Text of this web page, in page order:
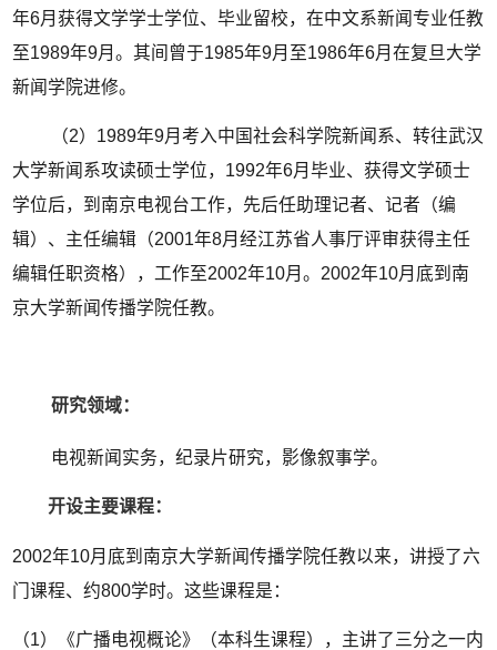
年6月获得文学学士学位、毕业留校，在中文系新闻专业任教
至1989年9月。其间曾于1985年9月至1986年6月在复旦大学
新闻学院进修。
（2）1989年9月考入中国社会科学院新闻系、转往武汉
大学新闻系攻读硕士学位，1992年6月毕业、获得文学硕士
学位后，到南京电视台工作，先后任助理记者、记者（编
辑）、主任编辑（2001年8月经江苏省人事厅评审获得主任
编辑任职资格），工作至2002年10月。2002年10月底到南
京大学新闻传播学院任教。
研究领域：
电视新闻实务，纪录片研究，影像叙事学。
开设主要课程：
2002年10月底到南京大学新闻传播学院任教以来，讲授了六
门课程、约800学时。这些课程是：
（1）《广播电视概论》（本科生课程），主讲了三分之一内